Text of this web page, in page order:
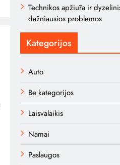
Technikos apžiūra ir
dažniausios problemos
Kategorijos
Auto
Be kategorijos
Laisvalaikis
Namai
Paslaugos